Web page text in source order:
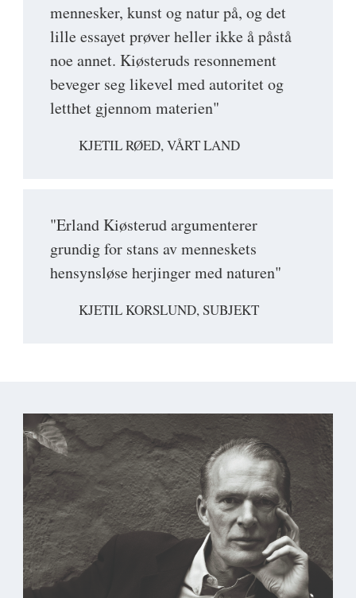
mennesker, kunst og natur på, og det
lille essayet prøver heller ikke å påstå
noe annet. Kiøsteruds resonnement
beveger seg likevel med autoritet og
letthet gjennom materien"
KJETIL RØED, VÅRT LAND
"Erland Kiøsterud argumenterer
grundig for stans av menneskets
hensynsløse herjinger med naturen"
KJETIL KORSLUND, SUBJEKT